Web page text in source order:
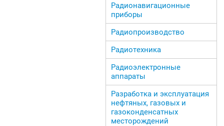
Радионавигационные
приборы
Радиопроизводство
Радиотехника
Радиоэлектронные
аппараты
Разработка и эксплуатация
нефтяных, газовых и
газоконденсатных
месторождений